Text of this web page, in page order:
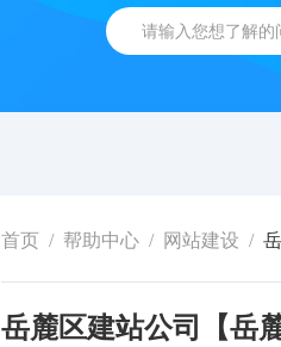
首页 / 帮助中心 / 网站建设 /
岳麓区建站公司【岳